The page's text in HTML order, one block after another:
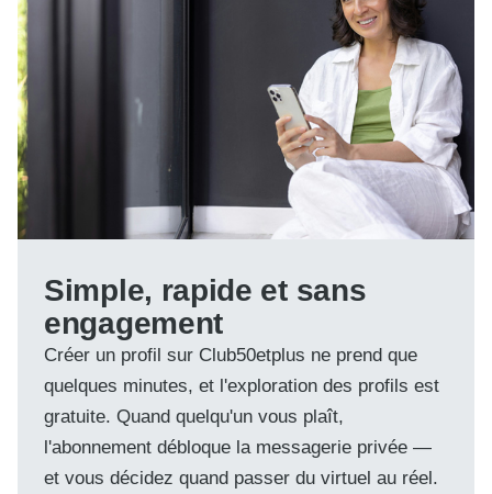
Simple, rapide et sans
engagement
Créer un profil sur Club50etplus ne prend que
quelques minutes, et l'exploration des profils est
gratuite. Quand quelqu'un vous plaît,
l'abonnement débloque la messagerie privée —
et vous décidez quand passer du virtuel au réel.